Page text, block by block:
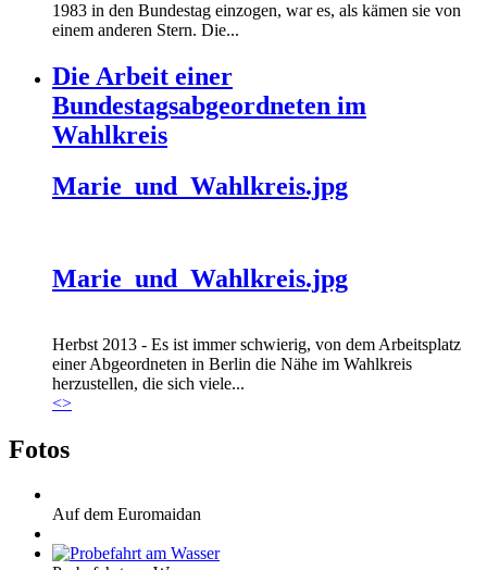
1983 in den Bundestag einzogen, war es, als kämen sie von
einem anderen Stern. Die...
Die Arbeit einer
Bundestagsabgeordneten im
Wahlkreis
Marie_und_Wahlkreis.jpg
Marie_und_Wahlkreis.jpg
Herbst 2013 - Es ist immer schwierig, von dem Arbeitsplatz
einer Abgeordneten in Berlin die Nähe im Wahlkreis
herzustellen, die sich viele...
<>
Fotos
Auf dem Euromaidan